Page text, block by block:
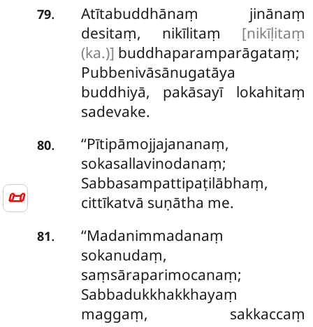
📜
79.
Atītabuddhānaṃ jinānaṃ
desitaṃ, nikīlitaṃ [nikīḷitaṃ
(ka.)] buddhaparamparāgataṃ;
Pubbenivāsānugatāya
buddhiyā, pakāsayī lokahitaṃ
sadevake.
80.
‘‘Pītipāmojjajananaṃ,
sokasallavinodanaṃ;
Sabbasampattipaṭilābhaṃ,
cittīkatvā suṇātha me.
81.
‘‘Madanimmadanaṃ
sokanudaṃ,
saṃsāraparimocanaṃ;
Sabbadukkhakkhayaṃ
maggaṃ, sakkaccaṃ